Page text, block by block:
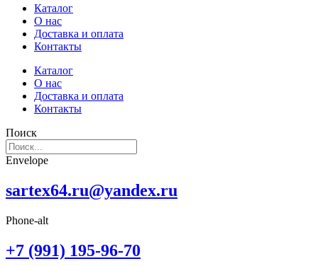
Каталог
О нас
Доставка и оплата
Контакты
Каталог
О нас
Доставка и оплата
Контакты
Поиск
Envelope
sartex64.ru@yandex.ru
Phone-alt
+7 (991) 195-96-70